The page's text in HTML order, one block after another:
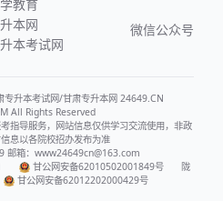
教育
本网
本考试网
微信公众号
升本考试网/甘肃专升本网 24649.CN
All Rights Reserved
指导服务，网站信息仅供学习交流使用，非政
息以各院校招办发布为准
邮箱：www24649cn@163.com
甘公网安备62010502001849号
陇
甘公网安备62012202000429号